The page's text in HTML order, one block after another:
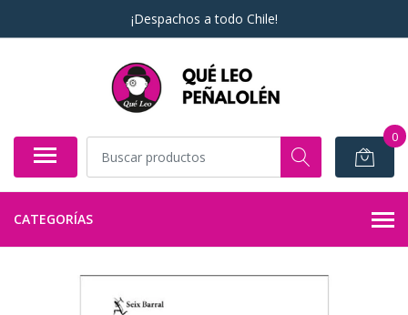
¡Despachos a todo Chile!
0
CATEGORÍAS